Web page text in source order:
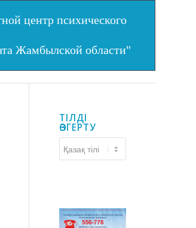
центр психического
Жамбылской области"
ТІЛДІ
ӨЗГЕРТУ
өзгерту